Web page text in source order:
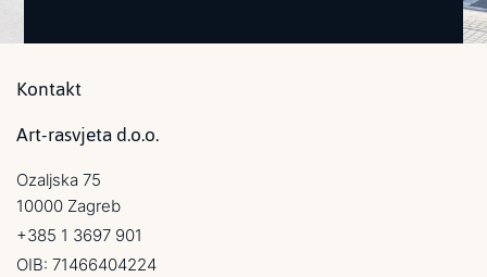
Kontakt
Art-rasvjeta d.o.o.
Ozaljska 75
10000 Zagreb
+385 1 3697 901
OIB: 71466404224